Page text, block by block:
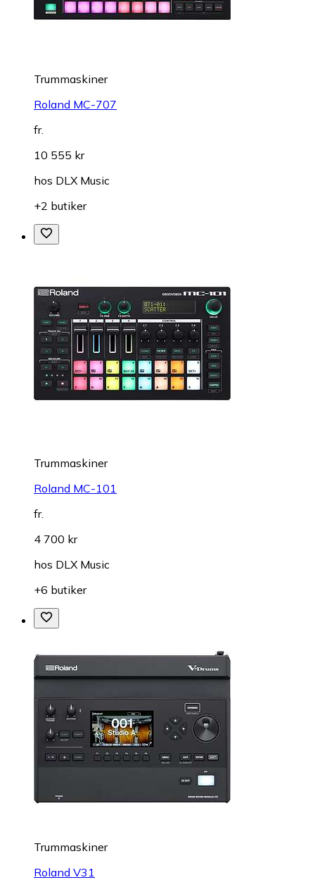
Trummaskiner
Roland MC-707
fr.
10 555 kr
hos DLX Music
+2 butiker
Trummaskiner
Roland MC-101
fr.
4 700 kr
hos DLX Music
+6 butiker
Trummaskiner
Roland V31